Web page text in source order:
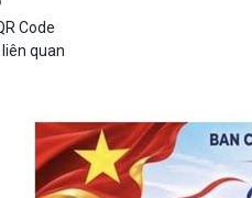
quan